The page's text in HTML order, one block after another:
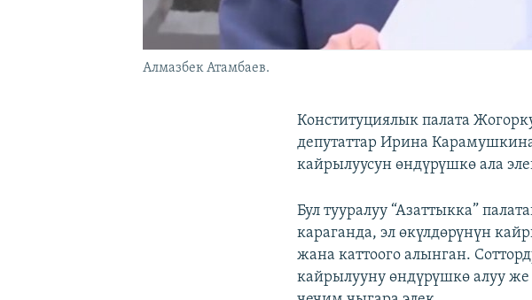
Алмазбек Атамбаев.
Конституциялык палата
депутаттар Ирина
кайрылуусун өндүрүшкө ала
Бул тууралуу “Азаттыкка”
караганда, эл өкүлдөрүнүн
жана каттоого алынган.
кайрылууну өндүрүшкө алуу